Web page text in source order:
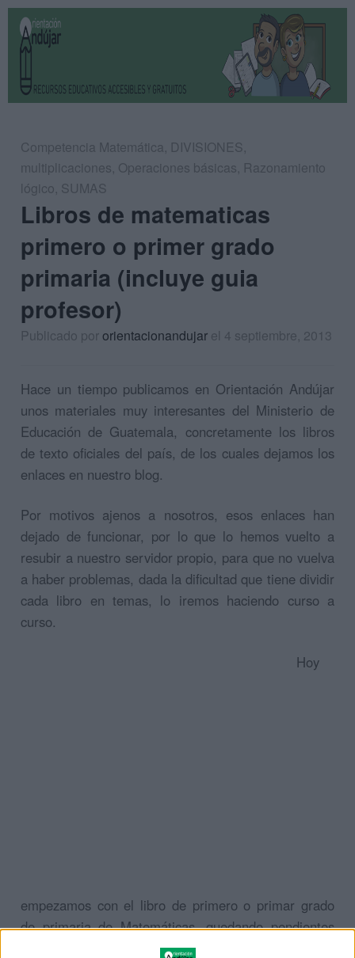
Competencia Matemática, DIVISIONES,
multiplicaciones, Operaciones básicas, Razonamiento
lógico, SUMAS
Libros de matematicas
primero o primer grado
primaria (incluye guia
profesor)
Publicado pororientacionandujar el 4 septiembre, 2013
Hace un tiempo publicamos en Orientación Andújar
unos materiales muy interesantes del Ministerio de
Educación de Guatemala, concretamente los libros
de texto oficiales del país, de los cuales dejamos los
enlaces en nuestro blog.
Por motivos ajenos a nosotros, esos enlaces han
dejado de funcionar, por lo que lo hemos vuelto a
resubir a nuestro servidor propio, para que no vuelva
a haber problemas, dada la dificultad que tiene dividir
cada libro en temas, lo iremos haciendo curso a
curso.
Hoy
empezamos con el libro de primero o primar grado
de primaria de Matemáticas, quedando pendientes
los del resto de cursos y de las asignaturas de